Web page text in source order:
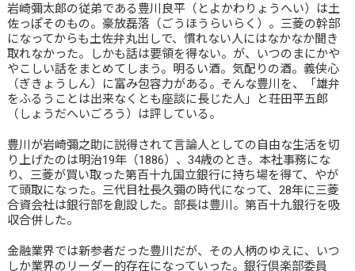
岩崎彌太郎の従弟である豊川良平（とよかわりょうへい）は土
佐っぽそのもの。豪放磊落（ごうほうらいらく）。三菱の幹部
になってからも土佐弁丸出しで、慣れない人にはなかなか聞き
取れなかった。しかも話は要領を得ない。が、いつのまにかや
やこしい話をまとめてしまう。明るい酒。気配りの酒。義侠心
（ぎきょうしん）に富み包容力がある。そんな豊川を、「雄弁
をふるうことは出来なくとも座談に長じた人」と荘田平五郎
（しょうだへいごろう）は評している。
豊川が岩崎彌之助に説得されて言論人としての自由な生活を切
り上げたのは明治19年（1886）、34歳のとき。本社事務にな
り、三菱が買い取った第百十九国立銀行に持ち場を得て、やが
て頭取になった。三代目社長久彌の時代になって、28年に三菱
合資会社は銀行部を創設した。部長は豊川。第百十九銀行を吸
収合併した。
金融業界では新参者だった豊川だが、その人柄のゆえに、いつ
しか業界のリーダー的存在になっていった。銀行倶楽部委員